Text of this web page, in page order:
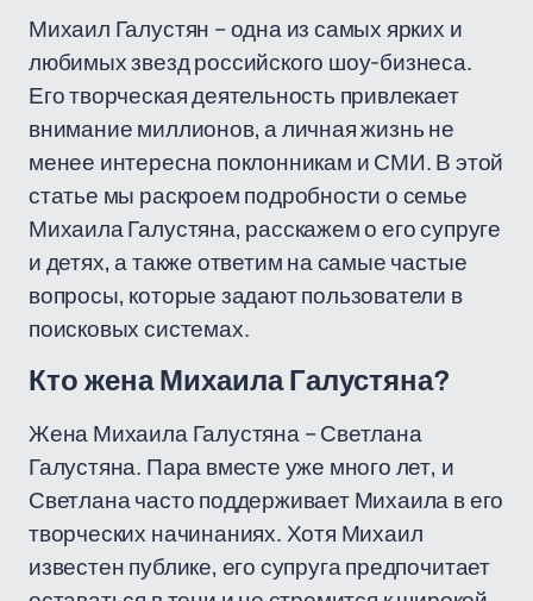
Михаил Галустян – одна из самых ярких и
любимых звезд российского шоу-бизнеса.
Его творческая деятельность привлекает
внимание миллионов, а личная жизнь не
менее интересна поклонникам и СМИ. В этой
статье мы раскроем подробности о семье
Михаила Галустяна, расскажем о его супруге
и детях, а также ответим на самые частые
вопросы, которые задают пользователи в
поисковых системах.
Кто жена Михаила Галустяна?
Жена Михаила Галустяна – Светлана
Галустяна. Пара вместе уже много лет, и
Светлана часто поддерживает Михаила в его
творческих начинаниях. Хотя Михаил
известен публике, его супруга предпочитает